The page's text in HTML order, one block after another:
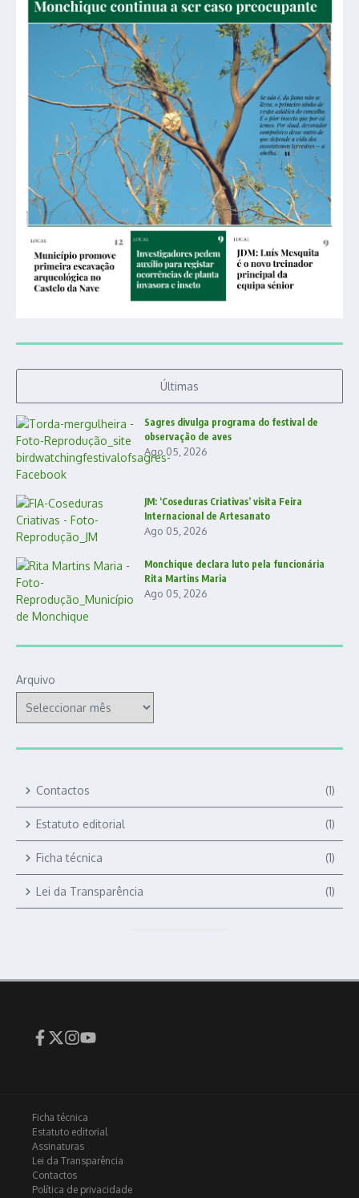
Últimas
Sagres divulga programa do festival de
observação de aves
Ago 05, 2026
JM: ‘Coseduras Criativas’ visita Feira
Internacional de Artesanato
Ago 05, 2026
Monchique declara luto pela funcionária
Rita Martins Maria
Ago 05, 2026
Arquivo
Contactos (1)
Estatuto editorial (1)
Ficha técnica (1)
Lei da Transparência (1)
Ficha técnica
Estatuto editorial
Assinaturas
Lei da Transparência
Contactos
Política de privacidade